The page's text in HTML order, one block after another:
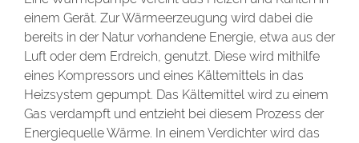
einem Gerät. Zur Wärmeerzeugung wird dabei die
bereits in der Natur vorhandene Energie, etwa aus der
Luft oder dem Erdreich, genutzt. Diese wird mithilfe
eines Kompressors und eines Kältemittels in das
Heizsystem gepumpt. Das Kältemittel wird zu einem
Gas verdampft und entzieht bei diesem Prozess der
Energiequelle Wärme. In einem Verdichter wird das